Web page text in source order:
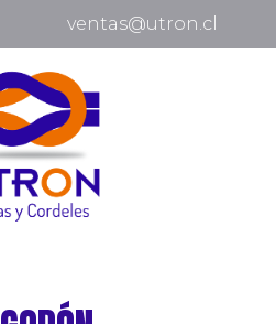
ventas@utron.cl